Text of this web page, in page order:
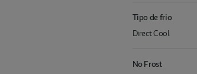
Tipo de frio
Direct Cool
No Frost